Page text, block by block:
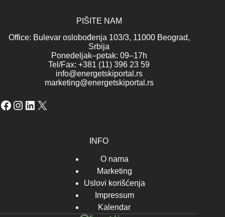
PIŠITE NAM
Office: Bulevar oslobođenja 103/3, 11000 Beograd,
Srbija
Ponedeljak–petak: 09–17h
Tel/Fax: +381 (11) 396 23 59
info@energetskiportal.rs
marketing@energetskiportal.rs
Facebook
Instagram
LinkedIn
X
INFO
O nama
Marketing
Uslovi korišćenja
Impressum
Kalendar